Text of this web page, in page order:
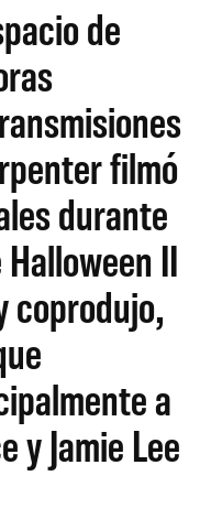
de
filmó
durante
II
coprodujo,
a
y Jamie Lee